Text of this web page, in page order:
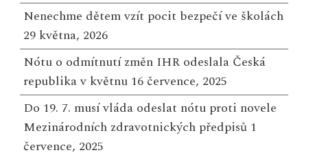
Nenechme dětem vzít pocit bezpečí ve školách
29 května, 2026
Nótu o odmítnutí změn IHR odeslala Česká
republika v květnu 16 července, 2025
Do 19. 7. musí vláda odeslat nótu proti novele
Mezinárodních zdravotnických předpisů 1
července, 2025